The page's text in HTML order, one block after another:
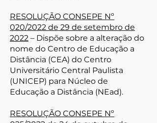
RESOLUÇÃO CONSEPE Nº
020/2022 de 29 de setembro de
2022 – Dispõe sobre a alteração do
nome do Centro de Educação a
Distância (CEA) do Centro
Universitário Central Paulista
(UNICEP) para Núcleo de
Educação a Distância (NEad).
RESOLUÇÃO CONSEPE Nº